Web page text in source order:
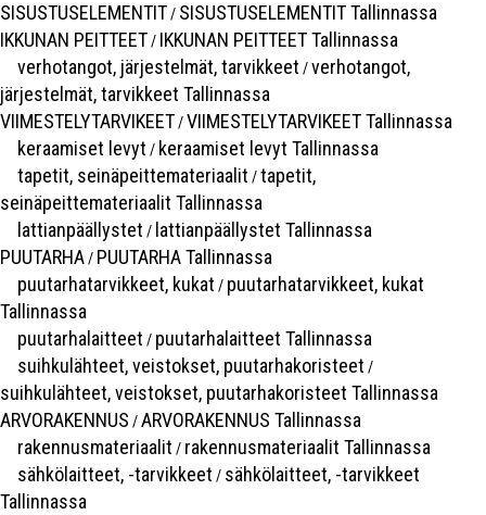
SISUSTUSELEMENTIT/ SISUSTUSELEMENTIT Tallinnassa
IKKUNAN PEITTEET/ IKKUNAN PEITTEET Tallinnassa
verhotangot, järjestelmät, tarvikkeet /verhotangot,
järjestelmät, tarvikkeet Tallinnassa
VIIMESTELYTARVIKEET/VIIMESTELYTARVIKEET Tallinnassa
keraamiset levyt / keraamiset levyt Tallinnassa
tapetit, seinäpeittemateriaalit /tapetit,
seinäpeittemateriaalit Tallinnassa
lattianpäällystet / lattianpäällystet Tallinnassa
PUUTARHA/ PUUTARHA Tallinnassa
puutarhatarvikkeet, kukat / puutarhatarvikkeet, kukat
Tallinnassa
puutarhalaitteet / puutarhalaitteet Tallinnassa
suihkulähteet, veistokset, puutarhakoristeet /
suihkulähteet, veistokset, puutarhakoristeet Tallinnassa
ARVORAKENNUS /ARVORAKENNUS Tallinnassa
rakennusmateriaalit / rakennusmateriaalit Tallinnassa
sähkölaitteet, -tarvikkeet / sähkölaitteet, -tarvikkeet
Tallinnassa